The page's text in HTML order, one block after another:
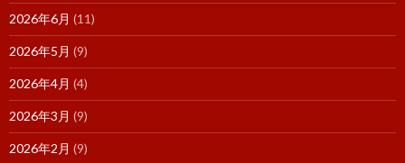
2026年6月 (11)
2026年5月 (9)
2026年4月 (4)
2026年3月 (9)
2026年2月 (9)